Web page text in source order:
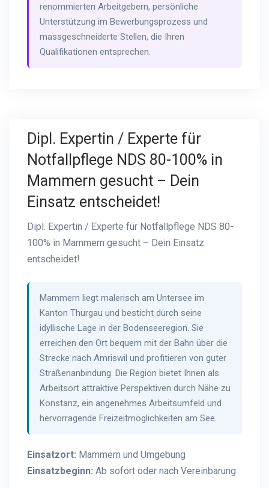
renommierten Arbeitgebern, persönliche
Unterstützung im Bewerbungsprozess und
massgeschneiderte Stellen, die Ihren
Qualifikationen entsprechen.
Dipl. Expertin / Experte für
Notfallpflege NDS 80-100% in
Mammern gesucht – Dein
Einsatz entscheidet!
Dipl. Expertin / Experte für Notfallpflege NDS 80-
100% in Mammern gesucht – Dein Einsatz
entscheidet!
Mammern liegt malerisch am Untersee im
Kanton Thurgau und besticht durch seine
idyllische Lage in der Bodenseeregion. Sie
erreichen den Ort bequem mit der Bahn über die
Strecke nach Amriswil und profitieren von guter
Straßenanbindung. Die Region bietet Ihnen als
Arbeitsort attraktive Perspektiven durch Nähe zu
Konstanz, ein angenehmes Arbeitsumfeld und
hervorragende Freizeitmöglichkeiten am See.
Einsatzort: Mammern und Umgebung
Einsatzbeginn: Ab sofort oder nach Vereinbarung